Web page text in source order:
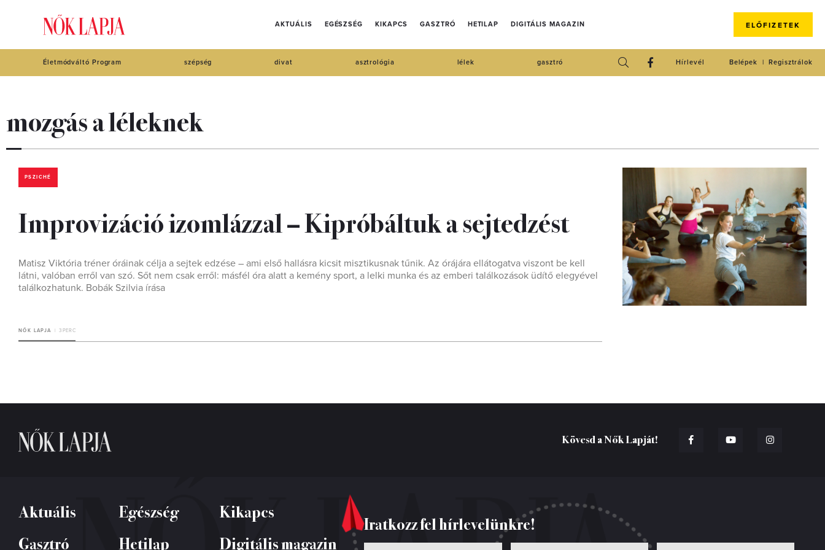
AKTUÁLIS EGÉSZSÉG KIKAPCS GASZTRÓ HETILAP DIGITÁLIS MAGAZIN ELŐFIZETEK
Életmódváltó Program szépség divat asztrológia lélek gasztró Regisztrálok
Belépek
Hírlevél
mozgás a léleknek
PSZICHÉ
Improvizáció izomlázzal – Kipróbáltuk a sejtedzést
Matisz Viktória tréner óráinak célja a sejtek edzése – ami első hallásra kicsit misztikusnak tűnik. Az órájára ellátogatva viszont be kell
látni, valóban erről van szó. Sőt nem csak erről: másfél óra alatt a kemény sport, a lelki munka és az emberi találkozások üdítő elegyével
találkozhatunk. Bobák Szilvia írása
NŐK LAPJA 3 PERC
Kövesd a Nők Lapját!
Aktuális Egészség
Kikapcs
Gasztró
Hetilap Digitális magazin
Iratkozz fel hírlevelünkre!